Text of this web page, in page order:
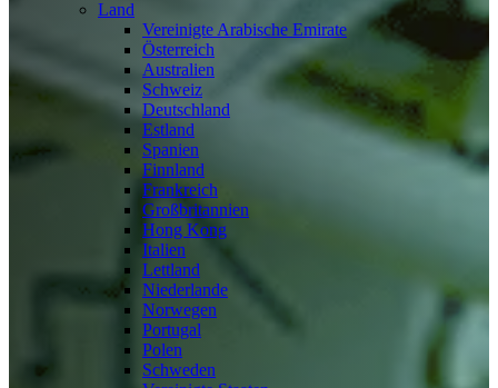
Land
Vereinigte Arabische Emirate
Österreich
Australien
Schweiz
Deutschland
Estland
Spanien
Finnland
Frankreich
Großbritannien
Hong Kong
Italien
Lettland
Niederlande
Norwegen
Portugal
Polen
Schweden